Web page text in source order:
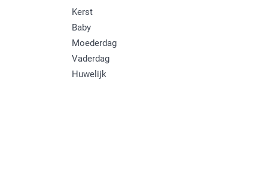
Kerst
Baby
Moederdag
Vaderdag
Huwelijk